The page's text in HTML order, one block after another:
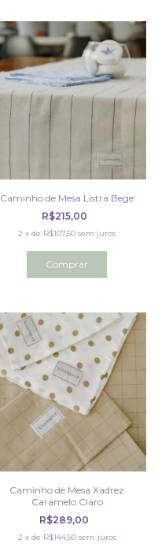
Caminho de Mesa Listra Bege
R$215,00
2 xde R$107,50 sem juros
Caminho de Mesa Xadrez
Caramelo Claro
R$289,00
2 x de R$144,50 sem juros